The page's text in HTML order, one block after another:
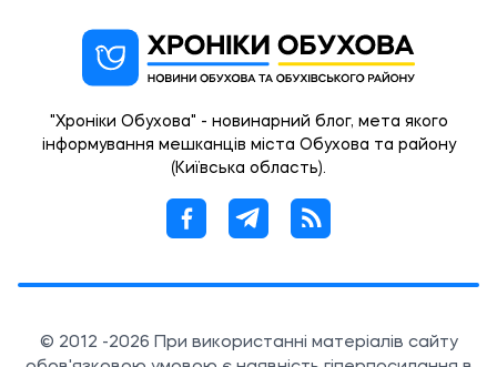
"Хроніки Обухова" - новинарний блог, мета якого
інформування мешканців міста Обухова та району
(Київська область).
© 2012 -2026 При використанні матеріалів сайту